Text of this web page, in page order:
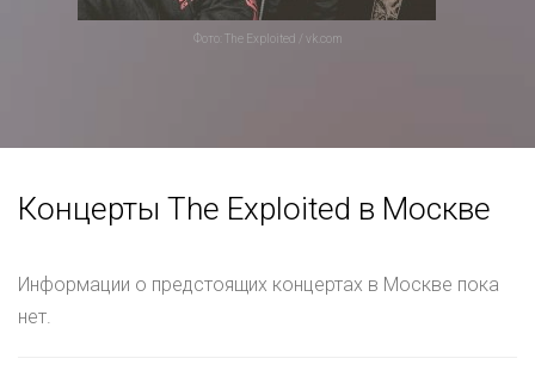
Фото: The Exploited / vk.com
Концерты The Exploited в Москве
Информации о предстоящих концертах в Москве пока
нет.